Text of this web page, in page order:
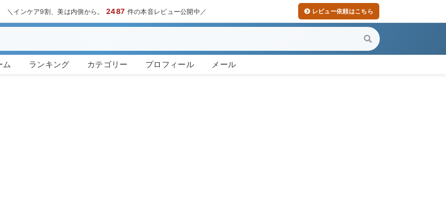
＼インケア9割、美は内側から。2487 件の本音レビュー公開中／ レビュー依頼はこちら
ム ランキング カテゴリー プロフィール メール